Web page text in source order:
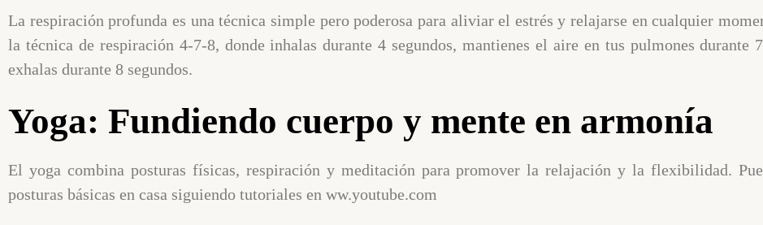
La respiración profunda es una técnica simple pero poderosa para aliviar el estrés y relajarse en cualquier
la técnica de respiración 4-7-8, donde inhalas durante 4 segundos, mantienes el aire en tus pulmones durante
exhalas durante 8 segundos.
Yoga: Fundiendo cuerpo y mente en armonía
El yoga combina posturas físicas, respiración y meditación para promover la relajación y la flexibilidad.
posturas básicas en casa siguiendo tutoriales en ww.youtube.com